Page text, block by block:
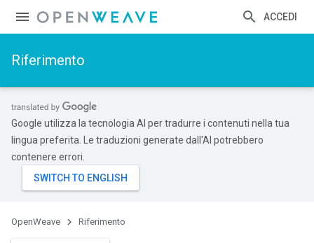
ACCEDI
Riferimento
Google utilizza la tecnologia AI per tradurre i contenuti nella tua
lingua preferita. Le traduzioni generate dall'AI potrebbero
contenere errori.
OpenWeave Riferimento